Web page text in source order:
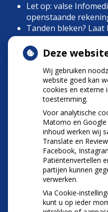
Let op: valse
openstaande
Tanden bleken? Laat
Gezond tandvlees:
mond
Naar de tandarts in
hoede!
(Mond)zorgkosten
die aftrekbaar zijn
Deze
Wij gebruiken
website goed kan
cookies en externe
toestemming.
Voor analytische
Matomo en Google
inhoud werken wij
Translate en
Facebook,
Patiëntenvertellen
partijen kunnen
verwerken.
Via Cookie-
kunt u op ieder